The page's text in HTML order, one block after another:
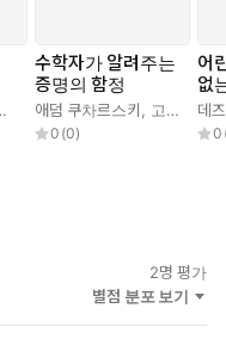
수학자가 알려주는
증명의 함정
애덤 쿠차르스키 고호관
0 (0)
어
없
데
0
2명 평가
별점 분포 보기